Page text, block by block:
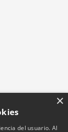
×
del usuario. Al